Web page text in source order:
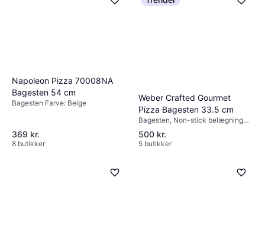
Napoleon Pizza 70008NA
Bagesten 54 cm
Bagesten Farve: Beige
369 kr.
8 butikker
Weber Crafted Gourmet
Pizza Bagesten 33.5 cm
Bagesten, Non-stick belægning
Farve: Sort
500 kr.
5 butikker